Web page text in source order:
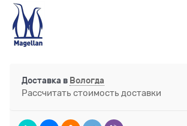
Доставка в Вологда
Рассчитать стоимость доставки